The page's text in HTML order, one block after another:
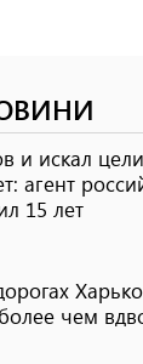
и искал
агент
15 лет
чем